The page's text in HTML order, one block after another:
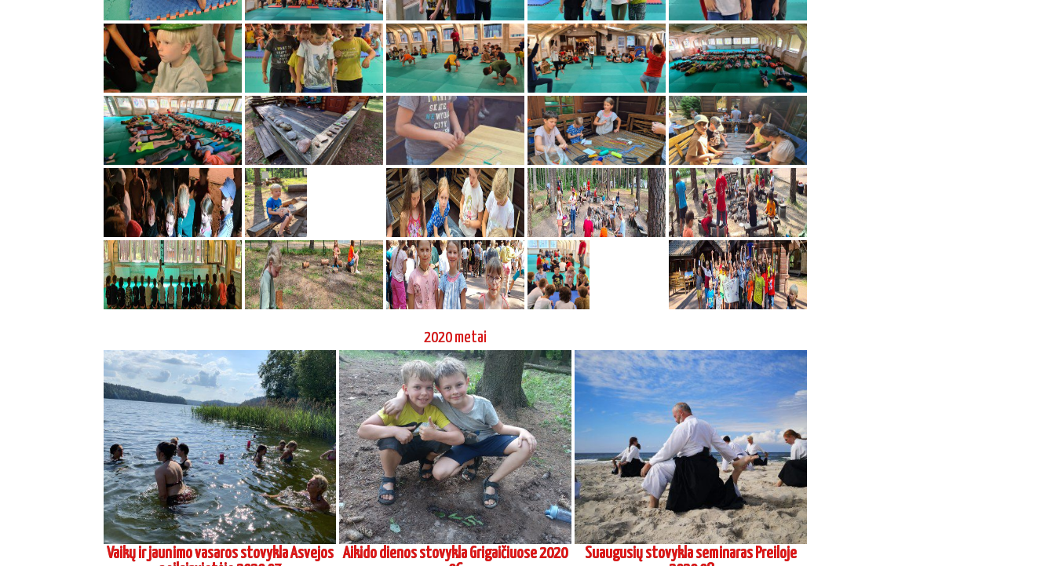
6 – 4 kiu atestacinis seminaras ir
egzaminas 2019 05
Jaunimo Aikido vasaros stovykla 2019 1
pamaina
Jaunimo Aikido vasaros stovykla 2019 II
pamaina
Aikido stovykla Preiloje 2019
Atviros pamokos ir treniruotės vaikams ir
jaunimui
Marinos Karpovos, 6 danas Koinobori
dodzio, atestacinis seminaras 2019 11
Jaunimo Aikido stovykla 2018